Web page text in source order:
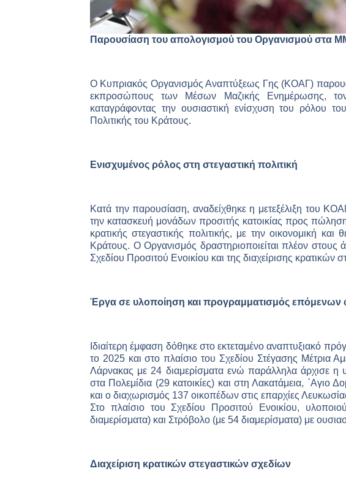
Παρουσίαση του απολογισμού του Οργανισμού στα
Ο Κυπριακός Οργανισμός Αναπτύξεως Γης (ΚΟΑΓ)
εκπροσώπους των Μέσων Μαζικής Ενημέρωσης,
καταγράφοντας την ουσιαστική ενίσχυση του ρόλου
Πολιτικής του Κράτους.
Ενισχυμένος ρόλος στη στεγαστική πολιτική
Κατά την παρουσίαση, αναδείχθηκε η μετεξέλιξη του
την κατασκευή μονάδων προσιτής κατοικίας προς πώληση,
κρατικής στεγαστικής πολιτικής, με την οικονομική
Κράτους. Ο Οργανισμός δραστηριοποιείται πλέον στους
Σχεδίου Προσιτού Ενοικίου και της διαχείρισης κρατικών
Έργα σε υλοποίηση και προγραμματισμός
Ιδιαίτερη έμφαση δόθηκε στο εκτεταμένο αναπτυξιακό
το 2025 και στο πλαίσιο του Σχεδίου Στέγασης Μέτρια
Λάρνακας με 24 διαμερίσματα ενώ παράλληλα άρχισε η
στα Πολεμίδια (29 κατοικίες) και στη Λακατάμεια, ΄Αγιο
και ο διαχωρισμός 137 οικοπέδων στις επαρχίες
Στο πλαίσιο του Σχεδίου Προσιτού Ενοικίου,
διαμερίσματα) και Στρόβολο (με 54 διαμερίσματα) με
Διαχείριση κρατικών στεγαστικών σχεδίων